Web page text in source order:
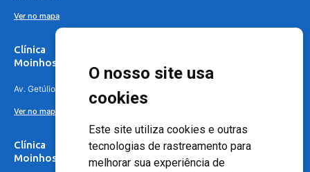
O nosso site usa
cookies
Este site utiliza cookies e outras
tecnologias de rastreamento para
melhorar sua experiência de
Ver no mapa
Clínica
Moinhos de Vento Canoas
Av. Getúlio Vargas, 4841 – Centro, Canoas – RS, 92010-010
Ver no mapa
Clínica
Moinhos de Vento - Teresópolis